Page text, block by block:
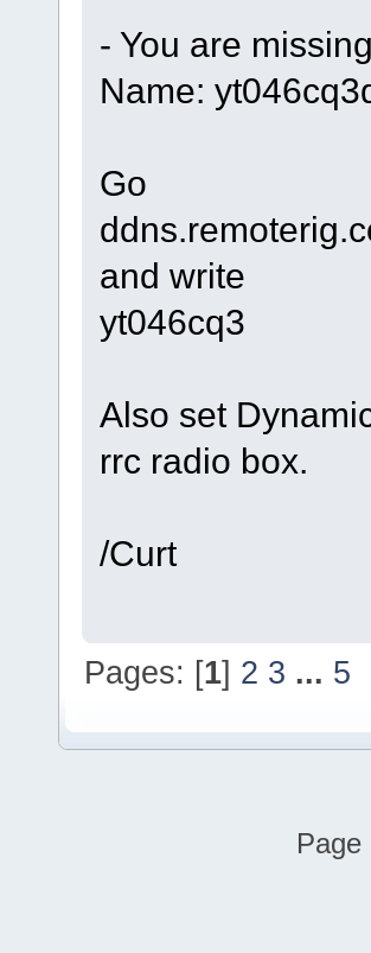
- You are
Name:
Go
and write
yt046cq3
Also set
rrc radio box.
/Curt
Pages: [1] 2 3 ... 5
Page